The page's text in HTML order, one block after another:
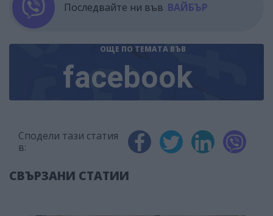
Последвайте ни във ВАЙБЪР
ОЩЕ ПО ТЕМАТА ВЪВ
facebook
Сподели тази статия
в:
СВЪРЗАНИ СТАТИИ